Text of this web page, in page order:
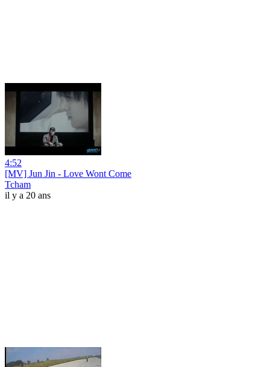
4:52
[MV] Jun Jin - Love Wont Come
Tcham
il y a 20 ans